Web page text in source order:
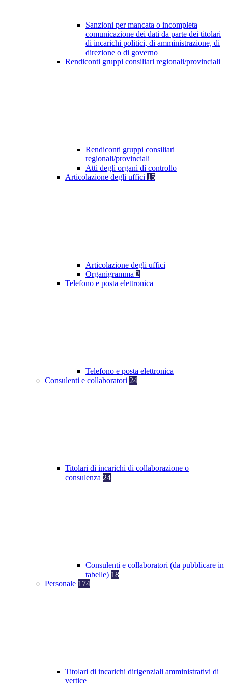
Sanzioni per mancata o incompleta
comunicazione dei dati da parte dei titolari
di incarichi politici, di amministrazione, di
direzione o di governo
Rendiconti gruppi consiliari regionali/provinciali
Rendiconti gruppi consiliari
regionali/provinciali
Atti degli organi di controllo
Articolazione degli uffici 15
Articolazione degli uffici
Organigramma 2
Telefono e posta elettronica
Telefono e posta elettronica
Consulenti e collaboratori 24
Titolari di incarichi di collaborazione o
consulenza 24
Consulenti e collaboratori (da pubblicare in
tabelle) 18
Personale 174
Titolari di incarichi dirigenziali amministrativi di
vertice